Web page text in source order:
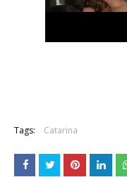
Tags: Catarina